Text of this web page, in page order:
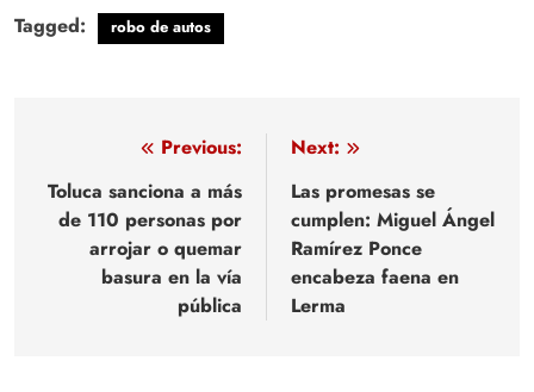
Tagged: robo de autos
Navegación
de
entradas
Previous:
Toluca sanciona a más
de 110 personas por
arrojar o quemar
basura en la vía
pública
Next:
Las promesas se
cumplen: Miguel Ángel
Ramírez Ponce
encabeza faena en
Lerma